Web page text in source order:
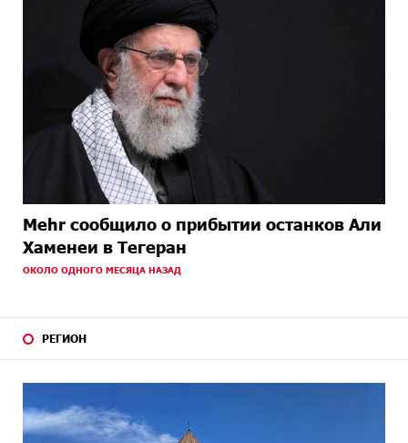
Mehr сообщило о прибытии останков Али
Хаменеи в Тегеран
ОКОЛО ОДНОГО МЕСЯЦА НАЗАД
РЕГИОН